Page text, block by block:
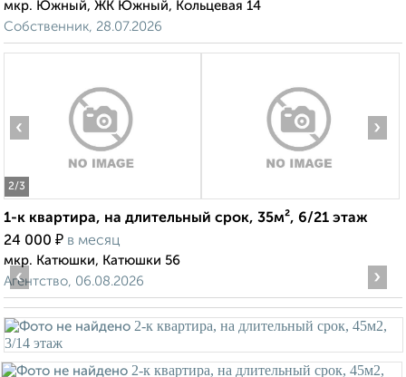
мкр. Южный, ЖК Южный, Кольцевая 14
Собственник, 28.07.2026
2/3
‹ ›
1-к квартира, на длительный срок, 35м², 6/21 этаж
24 000 ₽ в месяц
мкр. Катюшки, Катюшки 56
Агентство, 06.08.2026
‹ ›